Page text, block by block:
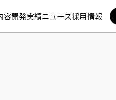
容開発実績ニュース採用情報